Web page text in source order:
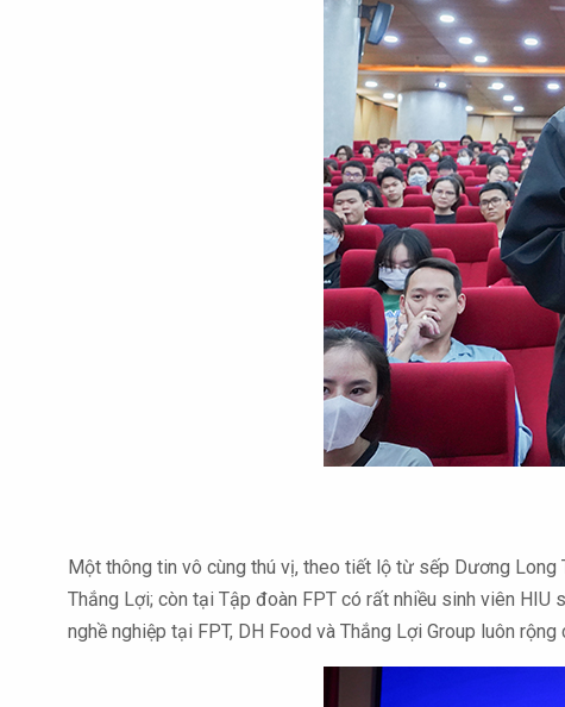
Một thông tin vô cùng thú vị, theo tiết lộ từ sếp Dương
Thắng Lợi; còn tại Tập đoàn FPT có rất nhiều sinh viên HIU
nghề nghiệp tại FPT, DH Food và Thắng Lợi Group luôn